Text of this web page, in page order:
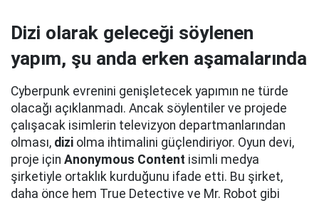
Dizi olarak geleceği söylenen
yapım, şu anda erken aşamalarında
Cyberpunk evrenini genişletecek yapımın ne türde
olacağı açıklanmadı. Ancak söylentiler ve projede
çalışacak isimlerin televizyon departmanlarından
olması, dizi olma ihtimalini güçlendiriyor. Oyun devi,
proje için Anonymous Content isimli medya
şirketiyle ortaklık kurduğunu ifade etti. Bu şirket,
daha önce hem True Detective ve Mr. Robot gibi